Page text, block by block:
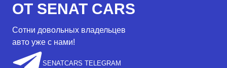
ОТ SENAT CARS
Сотни довольных владельцев
авто уже с нами!
SENATCARS TELEGRAM